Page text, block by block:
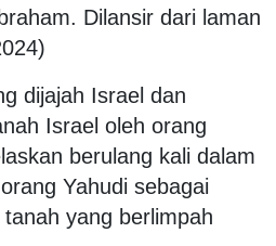
Dilansir dari laman
dijajah Israel dan
Israel oleh orang
berulang kali dalam
Yahudi sebagai
yang berlimpah